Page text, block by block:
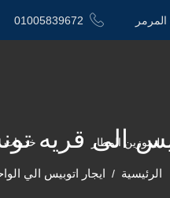
01005839672
ليموزين المطار خدمات قريه تونس -
الرئيسية ايجار اتوبيس الي